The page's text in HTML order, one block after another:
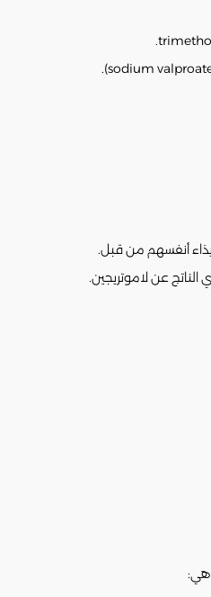
إيذاء أنفسهم من قبل.
الناتج عن لاموتريجين.